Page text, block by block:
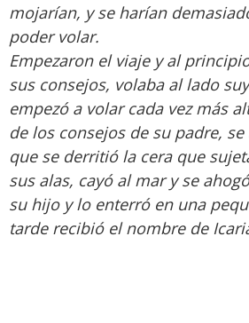
mojarían, y se harían
poder volar.
Empezaron el viaje y al
sus consejos, volaba al lado
empezó a volar cada vez más
de los consejos de su padre,
que se derritió la cera que
sus alas, cayó al mar y se
su hijo y lo enterró en una
tarde recibió el nombre de